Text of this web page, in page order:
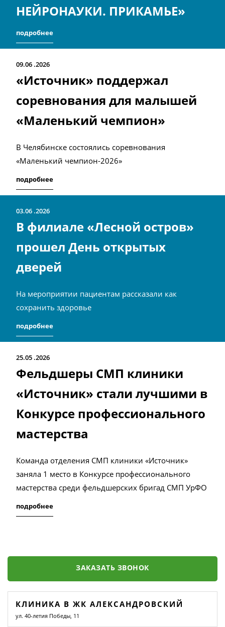
НЕЙРОНАУКИ. ПРИКАМЬЕ»
подробнее
09.06 2026
«Источник» поддержал
соревнования для малышей
«Маленький чемпион»
В Челябинске состоялись соревнования
«Маленький чемпион-2026»
подробнее
03.06 2026
В филиале «Лесной остров»
прошел День открытых
дверей
На мероприятии пациентам рассказали как
сохранить здоровье
подробнее
25.05 2026
Фельдшеры СМП клиники
«Источник» стали лучшими в
Конкурсе профессионального
мастерства
Команда отделения СМП клиники «Источник»
заняла 1 место в Конкурсе профессионального
мастерства среди фельдшерских бригад СМП УрФО
подробнее
ЗАКАЗАТЬ ЗВОНОК
КЛИНИКА В ЖК АЛЕКСАНДРОВСКИЙ
ул. 40-летия Победы, 11